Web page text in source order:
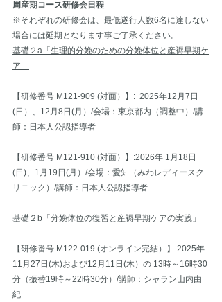
周産期コース研修会日程
※それぞれの研修会は、最低遂行人数6名に達しない
場合には延期となります事ご了承ください。
基礎２a「生理的分娩のための分娩体位と産褥早期ケ
ア」
【研修番号 M121-909 (対面）】:  2025年12月7日
(日）、12月8日(月）/会場：東京都内（調整中）/講
師：日本人公認指導者
【研修番号 M121-910 (対面）】:2026年 1月18日
(日)、1月19日(月）/会場：愛知（みわレディースク
リニック）/講師：日本人公認指導者
基礎２b「分娩体位の復習と産褥早期ケアの実践」
【研修番号 M122-019 (オンライン完結）】:2025年
11月27日(木)および12月11日(木）の 13時～16時30
分（振替19時～22時30分）/講師：シャラン山内由
紀